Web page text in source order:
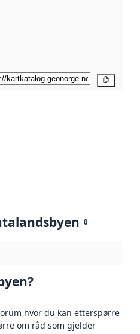
0
hvor du kan etterspørre
om råd som gjelder